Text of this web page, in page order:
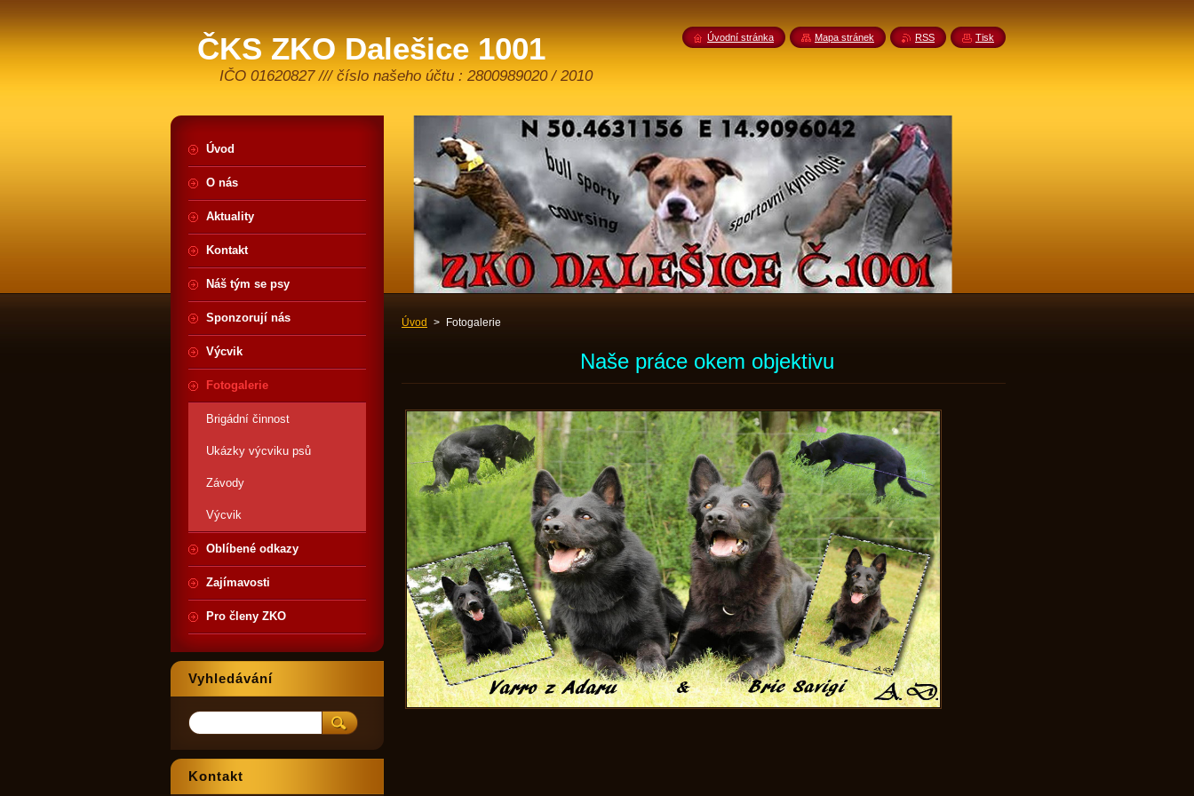
ČKS ZKO Dalešice 1001
IČO 01620827 /// číslo našeho účtu : 2800989020 / 2010
Úvod > Fotogalerie
Naše práce okem objektivu
Úvod
O nás
Aktuality
Kontakt
Náš tým se psy
Sponzorují nás
Výcvik
Fotogalerie
Brigádní činnost
Ukázky výcviku psů
Závody
Výcvik
Oblíbené odkazy
Zajímavosti
Pro členy ZKO
Vyhledávání
Kontakt
Úvodní stránka Mapa stránek RSS Tisk